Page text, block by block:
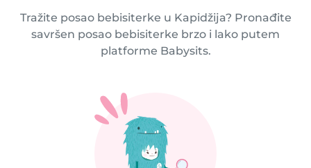
Tražite posao bebisiterke u Kapidžija? Pronađite
savršen posao bebisiterke brzo i lako putem
platforme Babysits.